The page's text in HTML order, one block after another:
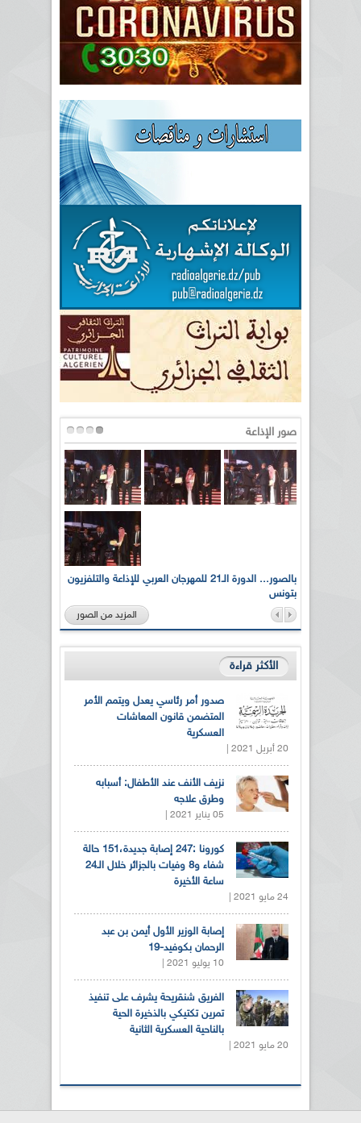
صور الإذاعة
بالصور... الدورة الـ21 للمهرجان العربي للإذاعة والتلفزيون
بتونس
المزيد من الصور
الأكثر قراءة
صدور أمر رئاسي يعدل ويتمم الأمر
المتضمن قانون المعاشات
العسكرية
20 أبريل 2021 |
نزيف الأنف عند الأطفال: أسبابه
وطرق علاجه
05 يناير 2021 |
كورونا :247 إصابة جديدة،151 حالة
شفاء و8 وفيات بالجزائر خلال الـ24
ساعة الأخيرة
24 مايو 2021 |
إصابة الوزير الأول أيمن بن عبد
الرحمان بكوفيد-19
10 يوليو 2021 |
الفريق شنقريحة يشرف على تنفيذ
تمرين تكتيكي بالذخيرة الحية
بالناحية العسكرية الثانية
20 مايو 2021 |